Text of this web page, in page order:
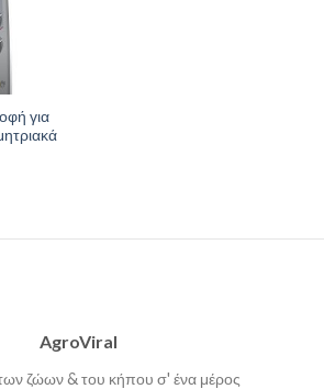
για
AgroViral
ζώων & του κήπου σ' ένα μέρος